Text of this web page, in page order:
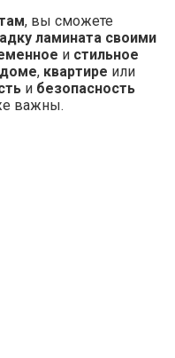
, вы сможете
ламината своими
и стильное
доме, квартире или
и безопасность
важны.